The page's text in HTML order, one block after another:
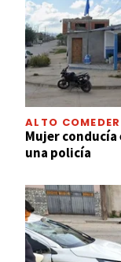
ALTO
Mujer conducía
una policía